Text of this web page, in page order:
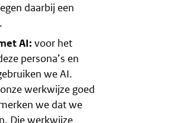
daarbij een
AI: voor het
persona’s en
we AI.
werkwijze goed
we dat we
Die werkwijze